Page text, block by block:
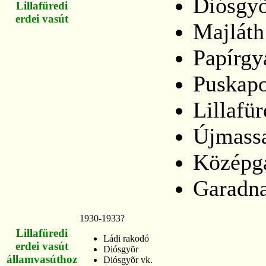
Lillafüredi
erdei vasút
Majláth
Lillafüredi
erdei vasút
államvasúthoz
1930-1933?
Ládi rakodó
Diósgyõr
Diósgyõr vk.